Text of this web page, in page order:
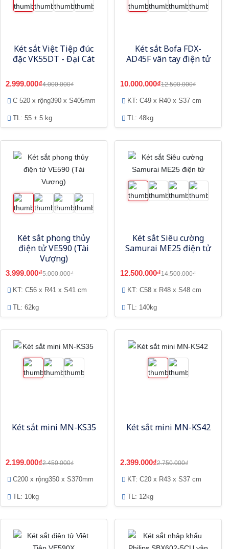
Két sắt Việt Tiệp đúc
đặc VK55DT - Đại Cát
2.999.000₫4.000.000₫
C 520 x rộng390 x S405mm
TL: 55 ± 5 kg
Két sắt Bofa FDX-
AD45F vân tay điện tử
10.000.000₫12.500.000₫
KT: C49 x R40 x S37 cm
TL: 48kg
Két sắt phong thủy
điện tử VE590 (Tài
Vượng)
3.999.000₫5.000.000₫
KT: C56 x R41 x S41 cm
TL: 62kg
Két sắt Siêu cường
Samurai ME25 điện tử
12.500.000₫14.500.000₫
KT: C58 x R48 x S48 cm
TL: 140kg
Két sắt mini MN-KS35
2.199.000₫2.450.000₫
C200 x rộng350 x S370mm
TL: 10kg
Két sắt mini MN-KS42
2.399.000₫2.750.000₫
KT: C20 x R43 x S37 cm
TL: 12kg